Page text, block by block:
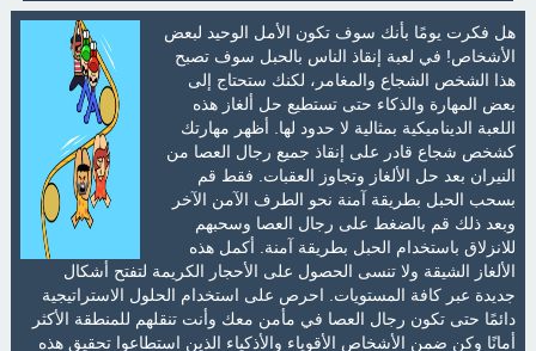
هل فكرت يومًا بأنك سوف تكون الأمل الوحيد لبعض
الأشخاص! في لعبة إنقاذ الناس بالحبل سوف تصبح
هذا الشخص الشجاع والمغامر، لكنك ستحتاج إلى
بعض المهارة والذكاء حتى تستطيع حل ألغاز هذه
اللعبة الديناميكية بمثالية لا حدود لها. أظهر مهارتك
كشخص شجاع قادر على إنقاذ جميع رجال العصا من
النيران بعد حل الألغاز وتجاوز العقبات. فقط قم
بسحب الحبل بطريقة آمنة نحو الطرف الآمن الآخر
وبعد ذلك قم بالضغط على رجال العصا وسحبهم
للانزلاق باستخدام الحبل بطريقة آمنة. أكمل هذه
الألغاز الشيقة ولا تنسى الحصول على الأحجار الكريمة لتفتح أشكال
جديدة عبر كافة المستويات. احرص على استخدام الحلول الاستراتيجية
دائمًا حتى تكون رجال العصا في مأمن معك وأنت تنقلهم للمنطقة الأكثر
أمانًا وكن ضمن الأشخاص الأقوياء والأذكياء الذين استطاعوا تحقيق هذه